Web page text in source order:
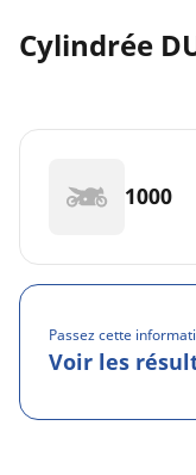
Cylindrée
1000
Passez cette
Voir les